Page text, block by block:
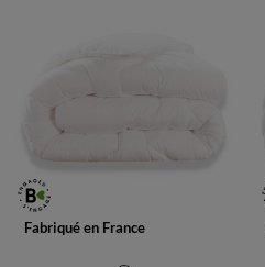
Fabriqué en France